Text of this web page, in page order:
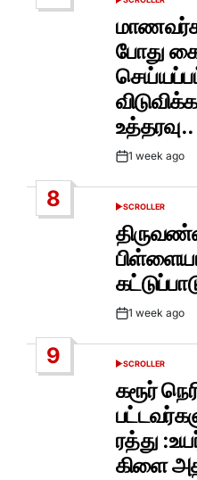
POSTED
போது
உத்தரவு..
Post1 week ago
8
POSTED
SCROLLER
Post1 week ago
9
POSTED
SCROLLER
கரூர்
ரத்து
கிளை